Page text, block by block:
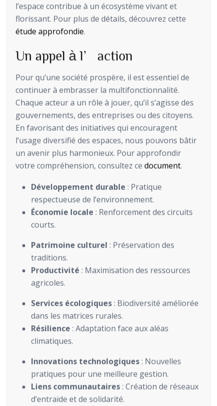
l’espace contribue à un écosystème vivant et
florissant. Pour plus de détails, découvrez cette
étude approfondie.
Un appel à l’action
Pour qu’une société prospère, il est essentiel de
continuer à embrasser la multifonctionnalité.
Chaque acteur a un rôle à jouer, qu’il s’agisse des
gouvernements, des entreprises ou des citoyens.
En favorisant des initiatives qui encouragent
l’usage diversifié des espaces, nous pouvons bâtir
un avenir plus harmonieux. Pour approfondir
votre compréhension, consultez ce document.
Développement durable : Pratique
respectueuse de l’environnement.
Économie locale : Renforcement des circuits
courts.
Patrimoine culturel : Préservation des
traditions.
Productivité : Maximisation des ressources
agricoles.
Services écologiques: Biodiversité améliorée
dans les matrices rurales.
Résilience : Adaptation face aux aléas
climatiques.
Innovations technologiques: Nouvelles
pratiques pour une meilleure gestion.
Liens communautaires: Création de réseaux
d’entraide et de solidarité.